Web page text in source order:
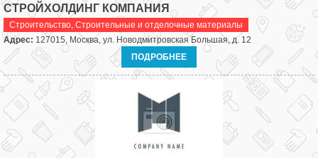
СТРОЙХОЛДИНГ КОМПАНИЯ
Строительство, Строительные и отделочные материалы
Адрес: 127015, Москва, ул. Новодмитровская Большая, д. 12
ПОДРОБНЕЕ